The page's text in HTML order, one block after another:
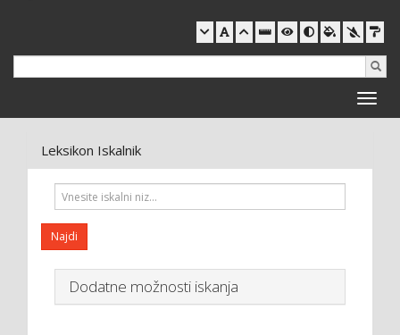
Toggle
Leksikon Iskalnik
Dodatne možnosti iskanja